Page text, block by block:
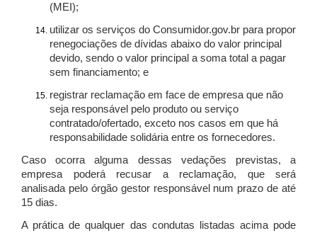
(MEI);
utilizar os serviços do Consumidor.gov.br para propor
renegociações de dívidas abaixo do valor principal
devido, sendo o valor principal a soma total a pagar
sem financiamento; e
registrar reclamação em face de empresa que não
seja responsável pelo produto ou serviço
contratado/ofertado, exceto nos casos em que há
responsabilidade solidária entre os fornecedores.
Caso ocorra alguma dessas vedações previstas, a
empresa poderá recusar a reclamação, que será
analisada pelo órgão gestor responsável num prazo de até
15 dias.
A prática de qualquer das condutas listadas acima pode